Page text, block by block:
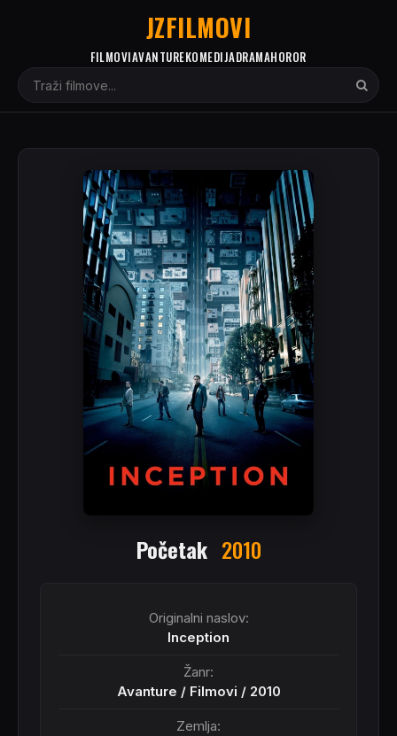
JZFILMOVI
FILMOVIAVANTUREKOMEDIJADRAMAHOROR
Početak 2010
Originalni naslov:
Inception
Žanr:
Avanture / Filmovi / 2010
Zemlja: